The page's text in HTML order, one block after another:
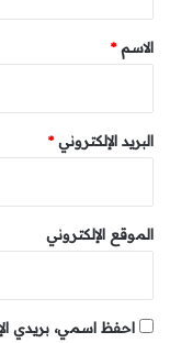
*
الاسم*
البريد الإلكتروني*
الموقع الإلكتروني
احفظ اسمي، بريدي